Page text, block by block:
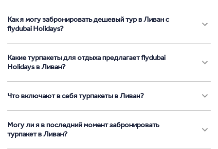
Как я могу забронировать дешевый тур в Ливан с
flydubai Holidays?
Какие турпакеты для отдыха предлагает flydubai
Holidays в Ливан?
Что включают в себя турпакеты в Ливан?
Могу ли я в последний момент забронировать
турпакет в Ливан?